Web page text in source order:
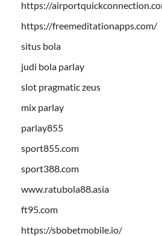
https://
https://freemeditationapps.com/
situs bola
judi bola parlay
slot pragmatic zeus
mix parlay
parlay855
sport855.com
sport388.com
www.ratubola88.asia
ft95.com
https://sbobetmobile.io/